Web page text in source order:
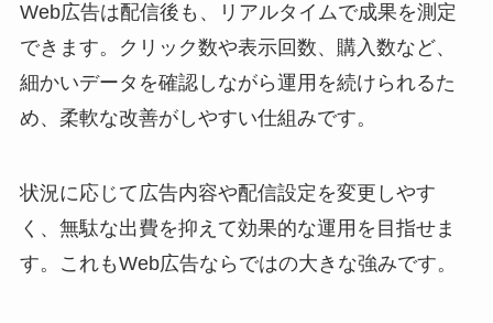
Web広告は配信後も、リアルタイムで成果を測定
できます。クリック数や表示回数、購入数など、
細かいデータを確認しながら運用を続けられるた
め、柔軟な改善がしやすい仕組みです。
状況に応じて広告内容や配信設定を変更しやす
く、無駄な出費を抑えて効果的な運用を目指せま
す。これもWeb広告ならではの大きな強みです。